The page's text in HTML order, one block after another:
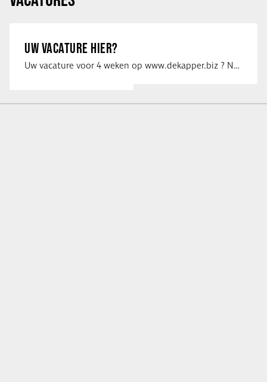
UW VACATURE HIER?
Uw vacature voor 4 weken op www.dekapper.biz ? Neem dan contact op met Maaike …